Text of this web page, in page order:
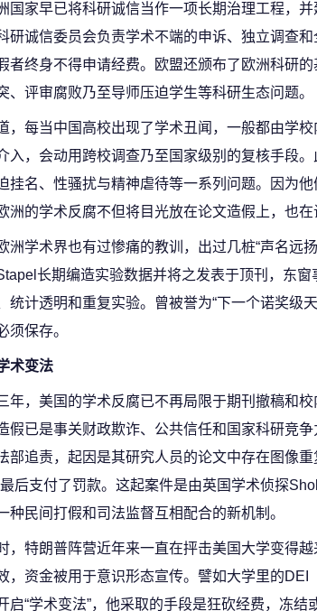
国家早已将科研诚信当作一项长期治理工程，
研诚信委员会负责学术不端的申诉、独立调查
者终身不得申请经费。欧盟还颁布了欧洲科研
、评审腐败乃至导师压迫学生等科研生态问题。
，每当中国高校出现了学术丑闻，一般都由学
入，会动用跨校调查乃至国家级别的复核手段
挂名、性骚扰与精神虐待等一系列问题。因为
洲的学术反腐不但将目光放在论文造假上，也
洲学术界也有过惨痛的教训，出过几桩“声名远
长期编造实验数据并将之发表于顶刊，东
统计透明和重复实验。曾被誉为“下一个诺奖级
须保存。
术变法
年，美国的学术反腐已不再局限于期刊撤稿和
假已是事关财政欺诈、公共信任和国家科研竞
部追责，起因是其研究人员的论文中存在图像
后支付了罚款。这起案件是由英国学术侦探
种民间打假和司法监督互相配合的新机制。
，特朗普阵营近年来一直在抨击美国大学变得
，资金被用于意识形态宣传。譬如大学里的
启“学术变法”，他采取的手段是狂砍经费，冻